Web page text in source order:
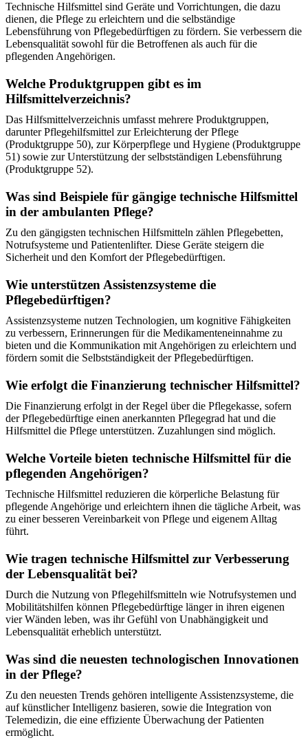
Technische Hilfsmittel sind Geräte und Vorrichtungen, die dazu
dienen, die Pflege zu erleichtern und die selbständige
Lebensführung von Pflegebedürftigen zu fördern. Sie verbessern die
Lebensqualität sowohl für die Betroffenen als auch für die
pflegenden Angehörigen.
Welche Produktgruppen gibt es im
Hilfsmittelverzeichnis?
Das Hilfsmittelverzeichnis umfasst mehrere Produktgruppen,
darunter Pflegehilfsmittel zur Erleichterung der Pflege
(Produktgruppe 50), zur Körperpflege und Hygiene (Produktgruppe
51) sowie zur Unterstützung der selbstständigen Lebensführung
(Produktgruppe 52).
Was sind Beispiele für gängige technische Hilfsmittel
in der ambulanten Pflege?
Zu den gängigsten technischen Hilfsmitteln zählen Pflegebetten,
Notrufsysteme und Patientenlifter. Diese Geräte steigern die
Sicherheit und den Komfort der Pflegebedürftigen.
Wie unterstützen Assistenzsysteme die
Pflegebedürftigen?
Assistenzsysteme nutzen Technologien, um kognitive Fähigkeiten
zu verbessern, Erinnerungen für die Medikamenteneinnahme zu
bieten und die Kommunikation mit Angehörigen zu erleichtern und
fördern somit die Selbstständigkeit der Pflegebedürftigen.
Wie erfolgt die Finanzierung technischer Hilfsmittel?
Die Finanzierung erfolgt in der Regel über die Pflegekasse, sofern
der Pflegebedürftige einen anerkannten Pflegegrad hat und die
Hilfsmittel die Pflege unterstützen. Zuzahlungen sind möglich.
Welche Vorteile bieten technische Hilfsmittel für die
pflegenden Angehörigen?
Technische Hilfsmittel reduzieren die körperliche Belastung für
pflegende Angehörige und erleichtern ihnen die tägliche Arbeit, was
zu einer besseren Vereinbarkeit von Pflege und eigenem Alltag
führt.
Wie tragen technische Hilfsmittel zur Verbesserung
der Lebensqualität bei?
Durch die Nutzung von Pflegehilfsmitteln wie Notrufsystemen und
Mobilitätshilfen können Pflegebedürftige länger in ihren eigenen
vier Wänden leben, was ihr Gefühl von Unabhängigkeit und
Lebensqualität erheblich unterstützt.
Was sind die neuesten technologischen Innovationen
in der Pflege?
Zu den neuesten Trends gehören intelligente Assistenzsysteme, die
auf künstlicher Intelligenz basieren, sowie die Integration von
Telemedizin, die eine effiziente Überwachung der Patienten
ermöglicht.